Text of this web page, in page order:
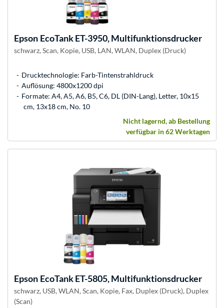
Epson EcoTank ET-3950, Multifunktionsdrucker
schwarz, Scan, Kopie, USB, LAN, WLAN, Duplex (Druck)
Drucktechnologie: Farb-Tintenstrahldruck
Auflösung: 4800x1200 dpi
Formate: A4, A5, A6, B5, C6, DL (DIN-Lang), Letter, 10x15
cm, 13x18 cm, No. 10
Nicht lagernd, ab Bestellung
verfügbar in 62 Werktagen
Epson EcoTank ET-5805, Multifunktionsdrucker
schwarz, USB, WLAN, Scan, Kopie, Fax, Duplex (Druck), Duplex
(Scan)